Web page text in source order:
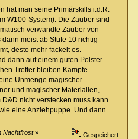
hat man seine Primärskills i.d.R.
W100-System). Die Zauber sind
verwandte Zauber von
meist ab Stufe 10 richtig
desto mehr fackelt es.
dann auf einem guten Polster.
Treffer bleiben Kämpfe
Unmenge magischer
und magischer Materialien,
nicht verstecken muss kann
eine Anziehpuppe. Und dann
Nachtfrost» Gespeichert